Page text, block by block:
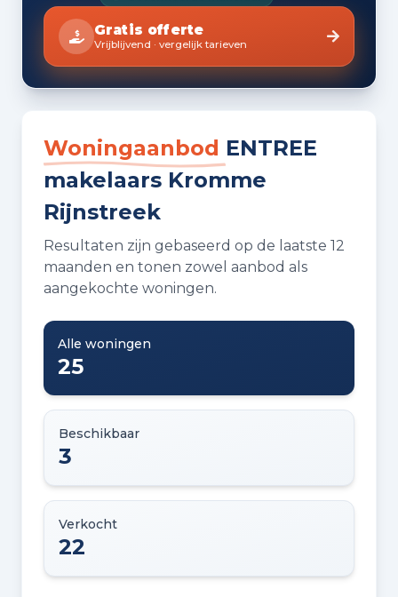
Gratis offerte
Vrijblijvend · vergelijk tarieven
Woningaanbod ENTREE
makelaars Kromme
Rijnstreek
Resultaten zijn gebaseerd op de laatste 12
maanden en tonen zowel aanbod als
aangekochte woningen.
Alle woningen
25
Beschikbaar
3
Verkocht
22